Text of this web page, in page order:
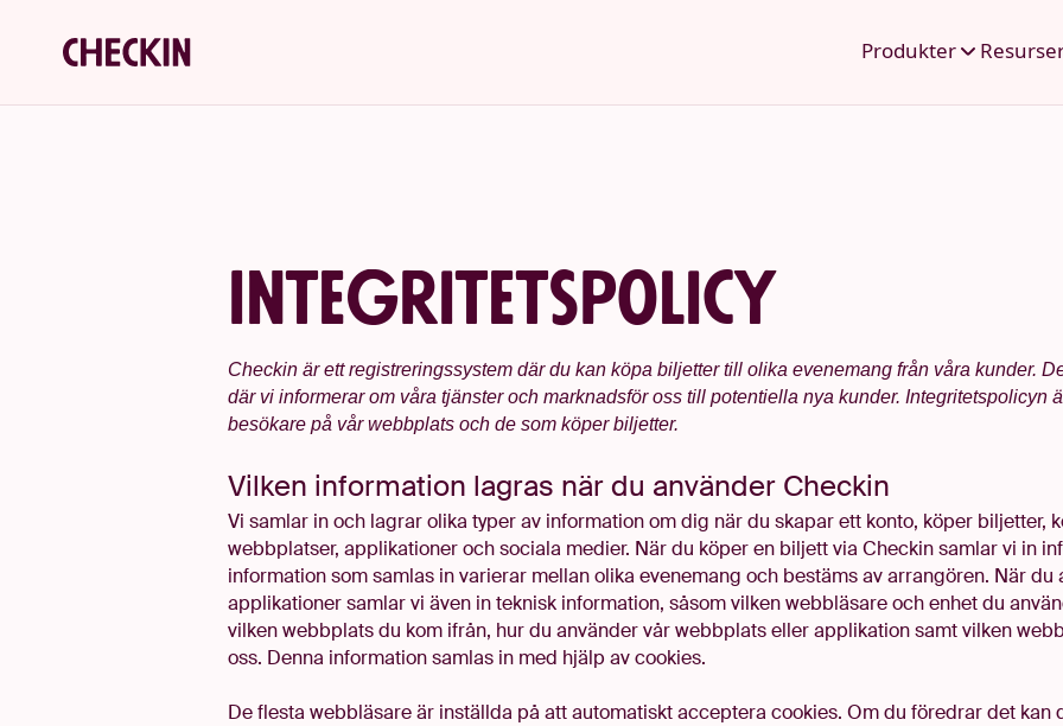
Produkter
Integritetspolicy
Checkin är ett registreringssystem där du kan köpa biljetter till olika evenemang från våra kunder.
där vi informerar om våra tjänster och marknadsför oss till potentiella nya kunder. Integritetspolicyn
besökare på vår webbplats och de som köper biljetter.
Vilken information lagras när du använder Checkin
Vi samlar in och lagrar olika typer av information om dig när du skapar ett konto, köper biljetter,
webbplatser, applikationer och sociala medier. När du köper en biljett via Checkin samlar vi in
information som samlas in varierar mellan olika evenemang och bestäms av arrangören. När
applikationer samlar vi även in teknisk information, såsom vilken webbläsare och enhet du
vilken webbplats du kom ifrån, hur du använder vår webbplats eller applikation samt vilken
oss. Denna information samlas in med hjälp av cookies.
De flesta webbläsare är inställda på att automatiskt acceptera cookies. Om du föredrar det kan